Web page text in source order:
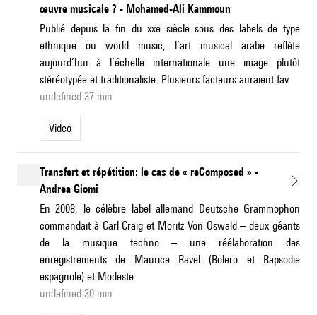
œuvre musicale ? - Mohamed-Ali Kammoun
Publié depuis la fin du xxe siècle sous des labels de type
ethnique ou world music, l’art musical arabe reflète
aujourd’hui à l’échelle internationale une image plutôt
stéréotypée et traditionaliste. Plusieurs facteurs auraient fav
undefined 37 min
Video
Transfert et répétition: le cas de « reComposed » -
Andrea Giomi
En 2008, le célèbre label allemand Deutsche Grammophon
commandait à Carl Craig et Moritz Von Oswald – deux géants
de la musique techno – une réélaboration des
enregistrements de Maurice Ravel (Bolero et Rapsodie
espagnole) et Modeste
undefined 30 min